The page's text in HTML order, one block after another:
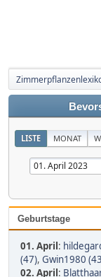
LISTE MONAT
Geburtstage
01. April:
(47), Gwin1980
02. April: